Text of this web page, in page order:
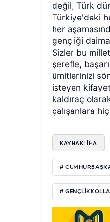
değil, Türk
Türkiye'deki
her
gençliği
Sizler bu
şerefle,
ümitlerinizi
isteyen
kaldıraç
çalışanlara
KAYNAK: İHA
#
#